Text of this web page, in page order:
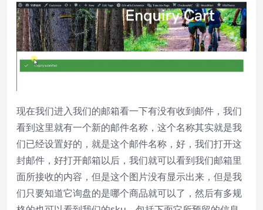
现在我们进入我们的邮箱看一下有没有收到邮件，我们
看到这里就有一个新的邮件名称，这个名称其实就是我
们已经设置好的，就是这个邮件名称，好，我们打开这
封邮件，好打开邮箱以后，我们就可以看到我们邮箱里
面所接收的内容，但是这个图片没有显示出来，但是我
们只要知道它询盘的是哪个商品就可以了，然后有多规